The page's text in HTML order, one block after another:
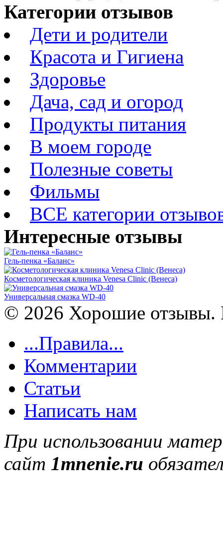
Категории отзывов
Дети и родители
Красота и Гигиена
Здоровье
Дача, сад и огород
Продукты питания
В моем городе
Полезные советы
Фильмы
ВСЕ категории
Интересные отзывы
Гель-пенка «Баланс»
Косметологическая клиника Venesa Clinic (Венеса)
Универсальная смазка WD-40
© 2026 Хорошие отзывы.
...Правила...
Комментарии
Статьи
Написать нам
При использовании
сайт 1mnenie.ru